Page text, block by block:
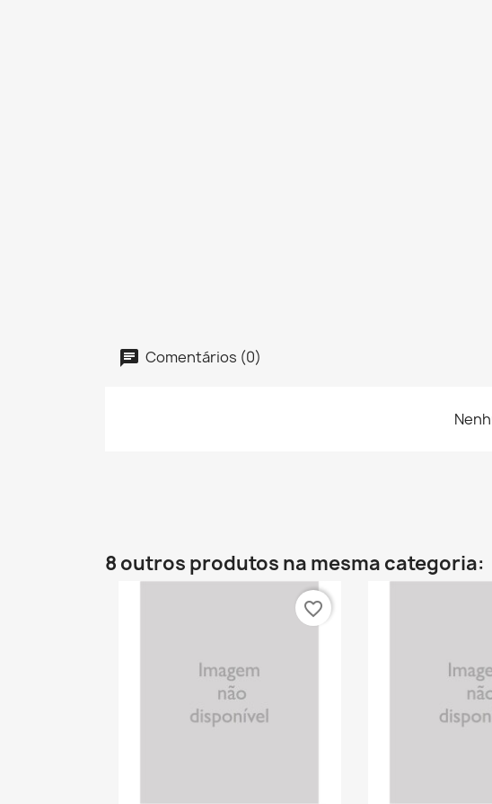
Comentários (0)
8 outros produtos na mesma categoria:
favorite_border